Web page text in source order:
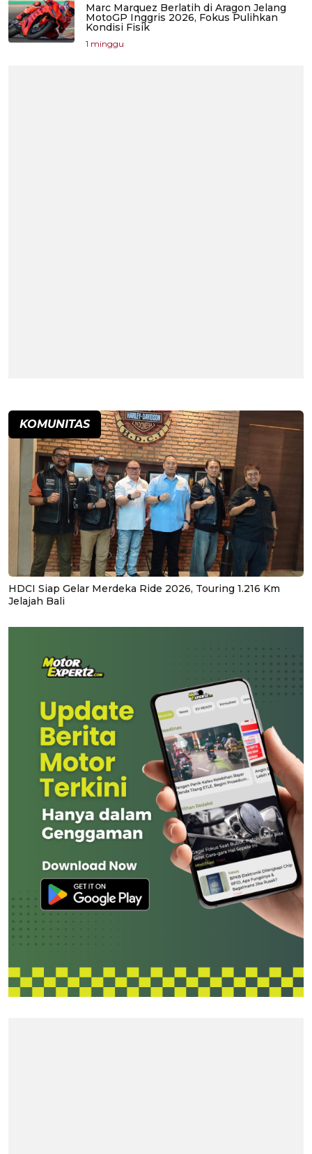
Marc Marquez Berlatih di Aragon Jelang
MotoGP Inggris 2026, Fokus Pulihkan
Kondisi Fisik
1 minggu
KOMUNITAS
HDCI Siap Gelar Merdeka Ride 2026, Touring 1.216 Km
Jelajah Bali